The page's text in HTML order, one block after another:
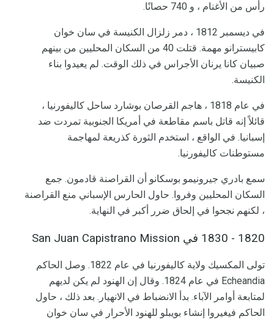
رأس من الأغنام ، و 740 حصانًا.
في ديسمبر 1812 ، دمر زلزال الكنيسة في سان خوان
كابيسترانو مهمة. قتلت 40 من السكان المحليين من بينهم
صبيان كانا يرنان الأجراس في ذلك الوقت. لم يعيدوا بناء
الكنيسة.
في عام 1818 ، هاجم القرصان بوشارد ساحل كاليفورنيا ،
قائلاً إنه قاتل باسم مقاطعة في أمريكا الجنوبية تمردت ضد
إسبانيا. في الواقع ، استخدم الثورة كذريعة لمهاجمة
مستوطنات كاليفورنيا.
سمع بادري جيرونيمو بوسكانو أن القراصنة قادمون. جمع
السكان المحليين وفروا. حاول الحارس الإسباني منع القراصنة
، لكنهم نجحوا في إلحاق ضرر أكبر في النهاية.
1820 - 1830 في San Juan Capistrano Mission
تولى المكسيك ولاية كاليفورنيا في عام 1822. وصل الحاكم
Echeandia في عام 1824. وقال إن الهنود لم يكن لديهم
لمتابعة أوامر الآباء. بدأ الانضباط في الانهيار. بعد ذلك ، حاول
الحاكم فيغيروا إنشاء بويبلو للهنود الأحرار في سان خوان